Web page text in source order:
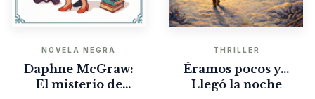
NOVELA NEGRA
Daphne McGraw:
El misterio de
THRILLER
Éramos pocos y…
Llegó la noche